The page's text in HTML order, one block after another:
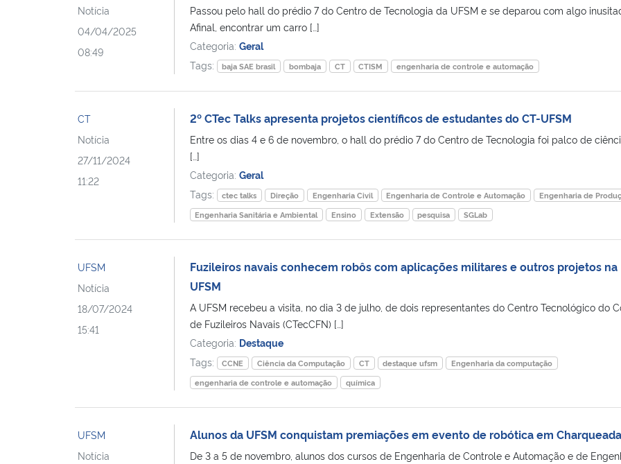
Notícia
04/04/2025
08:49
Passou pelo hall do prédio 7 do Centro de Tecnologia da UFSM e se deparou com algo
Afinal, encontrar um carro […]
Categoria: Geral
Tags:
baja SAE brasil bombaja CT CTISM engenharia de controle e automação
CT
Notícia
27/11/2024
11:22
2º CTec Talks apresenta projetos científicos de estudantes do CT-UFSM
Entre os dias 4 e 6 de novembro, o hall do prédio 7 do Centro de Tecnologia foi palco de
[…]
Categoria: Geral
Tags:
ctec talks Direção Engenharia Civil Engenharia de Controle e Automação
Engenharia de
Engenharia Sanitária e Ambiental
Ensino Extensão pesquisa SGLab
UFSM
Notícia
18/07/2024
15:41
Fuzileiros navais conhecem robôs com aplicações militares e outros projetos na
UFSM
A UFSM recebeu a visita, no dia 3 de julho, de dois representantes do Centro Tecnológico do
de Fuzileiros Navais (CTecCFN) […]
Categoria: Destaque
Tags:
CCNE Ciência da Computação CT destaque ufsm
Engenharia da computação
engenharia de controle e automação
química
UFSM
Notícia
Alunos da UFSM conquistam premiações em evento de robótica em
De 3 a 5 de novembro, alunos dos cursos de Engenharia de Controle e Automação e de